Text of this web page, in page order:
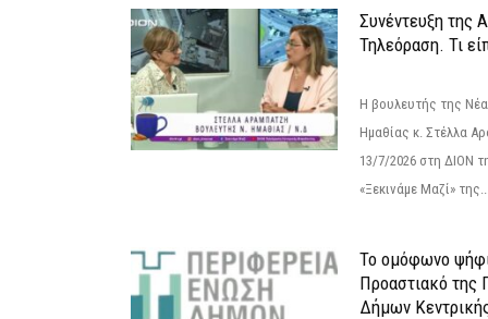
Συνέντευξη της
Τηλεόραση. Τι
Η βουλευτής της
Ημαθίας κ. Στέλλα
13/7/2026 στη ΔΙΟΝ
«Ξεκινάμε Μαζί»
Το ομόφωνο
Προαστιακό της
Δήμων